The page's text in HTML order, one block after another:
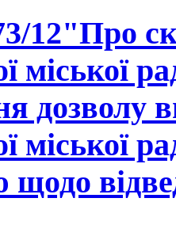
12"Про
міської
дозволу
міської
щодо